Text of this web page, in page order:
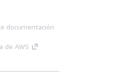
documentación
de AWS